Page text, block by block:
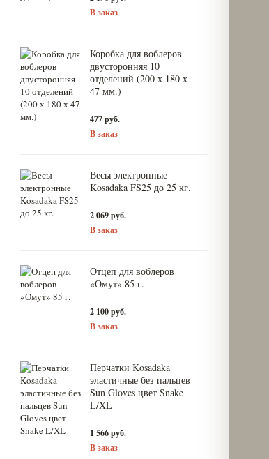
В заказ
Коробка для воблеров
двусторонняя 10
отделений (200 х 180 х
47 мм.)
477 руб.
В заказ
Весы электронные
Kosadaka FS25 до 25 кг.
2 069 руб.
В заказ
Отцеп для воблеров
«Омут» 85 г.
2 100 руб.
В заказ
Перчатки Kosadaka
эластичные без пальцев
Sun Gloves цвет Snake
L/XL
1 566 руб.
В заказ